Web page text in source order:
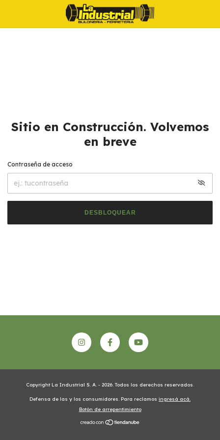
Sitio en Construcción. Volvemos
en breve
Contraseña de acceso
DESBLOQUEAR
Copyright La Industrial S. A. - 2026. Todos los derechos reservados.
Defensa de las y los consumidores. Para reclamos ingresá acá.
Botón de arrepentimiento